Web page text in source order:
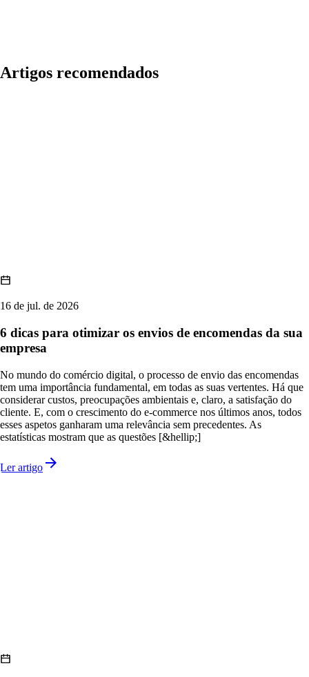
Artigos recomendados
16 de jul. de 2026
6 dicas para otimizar os envios de encomendas da sua
empresa
No mundo do comércio digital, o processo de envio das encomendas
tem uma importância fundamental, em todas as suas vertentes. Há que
considerar custos, preocupações ambientais e, claro, a satisfação do
cliente. E, com o crescimento do e-commerce nos últimos anos, todos
esses aspetos ganharam uma relevância sem precedentes. As
estatísticas mostram que as questões [&hellip;]
Ler artigo